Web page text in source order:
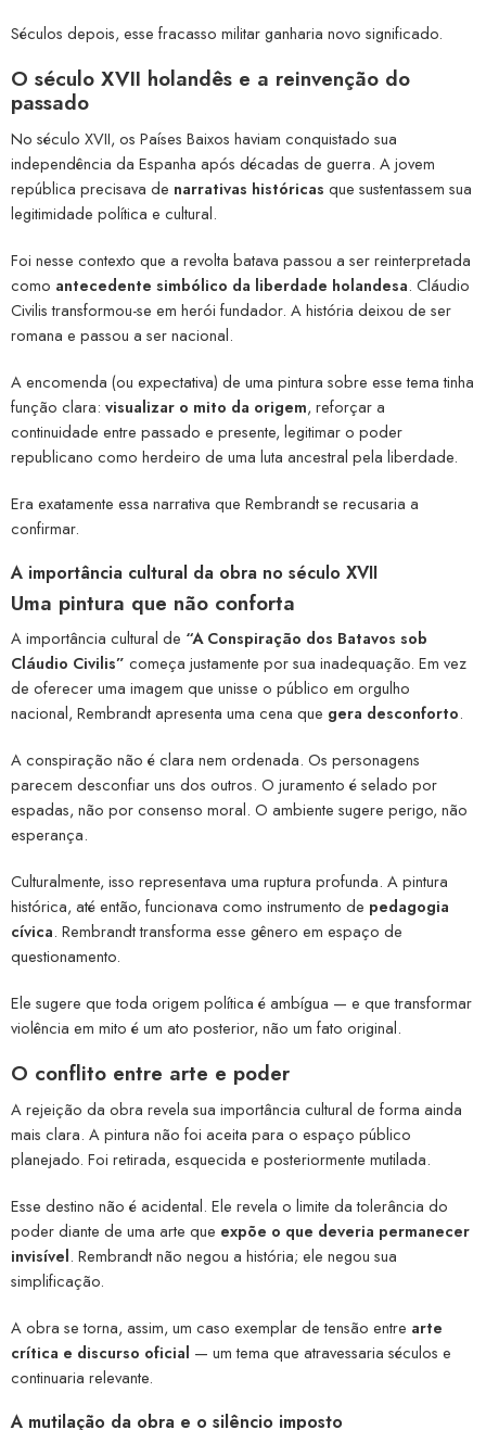
Séculos depois, esse fracasso militar ganharia novo significado.
O século XVII holandês e a reinvenção do
passado
No século XVII, os Países Baixos haviam conquistado sua
independência da Espanha após décadas de guerra. A jovem
república precisava de narrativas históricas que sustentassem sua
legitimidade política e cultural.
Foi nesse contexto que a revolta batava passou a ser reinterpretada
como antecedente simbólico da liberdade holandesa. Cláudio
Civilis transformou-se em herói fundador. A história deixou de ser
romana e passou a ser nacional.
A encomenda (ou expectativa) de uma pintura sobre esse tema tinha
função clara: visualizar o mito da origem, reforçar a
continuidade entre passado e presente, legitimar o poder
republicano como herdeiro de uma luta ancestral pela liberdade.
Era exatamente essa narrativa que Rembrandt se recusaria a
confirmar.
A importância cultural da obra no século XVII
Uma pintura que não conforta
A importância cultural de “A Conspiração dos Batavos sob
Cláudio Civilis” começa justamente por sua inadequação. Em vez
de oferecer uma imagem que unisse o público em orgulho
nacional, Rembrandt apresenta uma cena que gera desconforto.
A conspiração não é clara nem ordenada. Os personagens
parecem desconfiar uns dos outros. O juramento é selado por
espadas, não por consenso moral. O ambiente sugere perigo, não
esperança.
Culturalmente, isso representava uma ruptura profunda. A pintura
histórica, até então, funcionava como instrumento de pedagogia
cívica. Rembrandt transforma esse gênero em espaço de
questionamento.
Ele sugere que toda origem política é ambígua — e que transformar
violência em mito é um ato posterior, não um fato original.
O conflito entre arte e poder
A rejeição da obra revela sua importância cultural de forma ainda
mais clara. A pintura não foi aceita para o espaço público
planejado. Foi retirada, esquecida e posteriormente mutilada.
Esse destino não é acidental. Ele revela o limite da tolerância do
poder diante de uma arte que expõe o que deveria permanecer
invisível. Rembrandt não negou a história; ele negou sua
simplificação.
A obra se torna, assim, um caso exemplar de tensão entre arte
crítica e discurso oficial — um tema que atravessaria séculos e
continuaria relevante.
A mutilação da obra e o silêncio imposto